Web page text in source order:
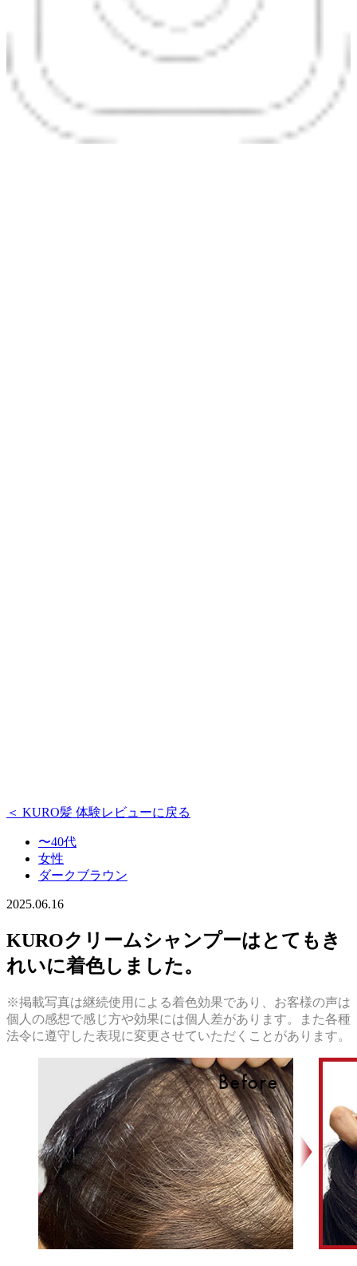
＜ KURO髪 体験レビューに戻る
〜40代
女性
ダークブラウン
2025.06.16
KUROクリームシャンプーはとてもき
れいに着色しました。
※掲載写真は継続使用による着色効果であり、お客様の声は
個人の感想で感じ方や効果には個人差があります。また各種
法令に遵守した表現に変更させていただくことがあります。